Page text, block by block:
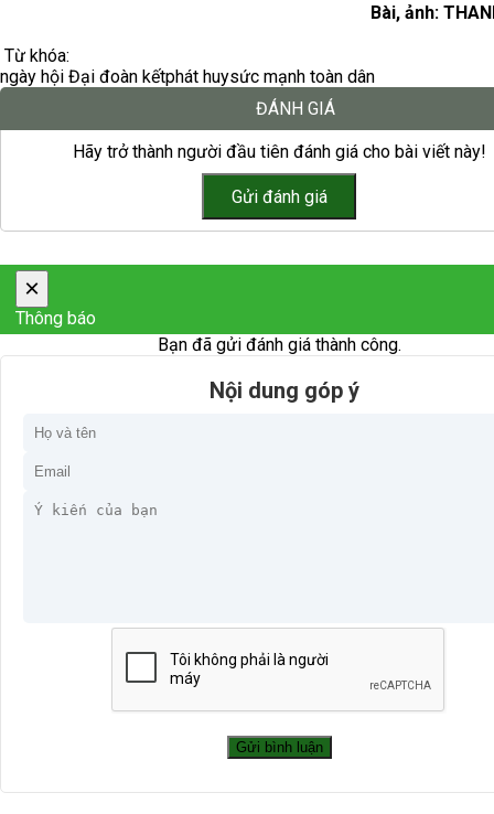
Bài, ảnh:
Từ khóa:
ngày hội Đại đoàn kếtphát huysức mạnh toàn dân
ĐÁNH GIÁ
Hãy trở thành người đầu tiên đánh giá cho bài viết này!
×
Thông báo
Bạn đã gửi đánh giá thành công.
Nội dung góp ý